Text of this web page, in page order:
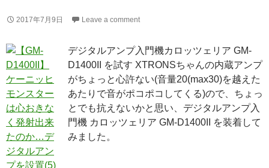
2017年7月9日 Leave a comment
デジタルアンプ入門機カロッツェリア GM-
D1400II を試す XTRONSちゃんの内蔵アンプ
がちょっと心許ない(音量20(max30)を越えた
あたりで音がポコポコしてくる)ので、ちょっ
とでも抗えないかと思い、デジタルアンプ入
門機 カロッツェリア GM-D1400II を装着して
みました。